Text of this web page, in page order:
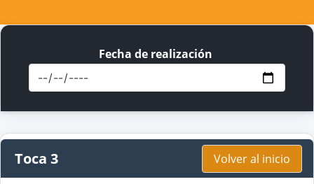
Fecha de realización
Toca 3 Volver al inicio